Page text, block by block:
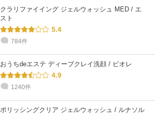
クラリファイイング ジェルウォッシュ MED / エ
スト
5.4
784件
おうちdeエステ ディープクレイ洗顔 / ビオレ
4.9
1240件
ポリッシングクリア ジェルウォッシュ / ルナソル